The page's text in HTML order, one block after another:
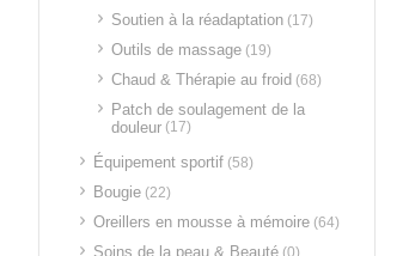
Soutien à la réadaptation (17)
Outils de massage (19)
Chaud & Thérapie au froid (68)
Patch de soulagement de la
douleur (17)
Équipement sportif (58)
Bougie (22)
Oreillers en mousse à mémoire (64)
Soins de la peau & Beauté (0)